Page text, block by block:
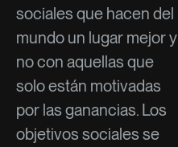
sociales que hacen del
mundo un lugar mejor y
no con aquellas que
solo están motivadas
por las ganancias. Los
objetivos sociales se